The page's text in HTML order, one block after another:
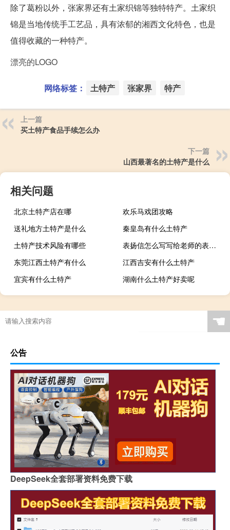
除了葛粉以外，张家界还有土家织锦等独特特产。土家织
锦是当地传统手工艺品，具有浓郁的湘西文化特色，也是
值得收藏的一种特产。
漂亮的LOGO
网络标签： 土特产 张家界 特产
上一篇
买土特产食品手续怎么办
下一篇
山西最著名的土特产是什么
相关问题
北京土特产店在哪
欢乐马戏团攻略
送礼地方土特产是什么
秦皇岛有什么土特产
土特产技术风险有哪些
表扬信怎么写写给老师的表扬信
东莞江西土特产有什么
江西吉安有什么土特产
宜宾有什么土特产
湖南什么土特产好卖呢
☚
公告
DeepSeek全套部署资料免费下载